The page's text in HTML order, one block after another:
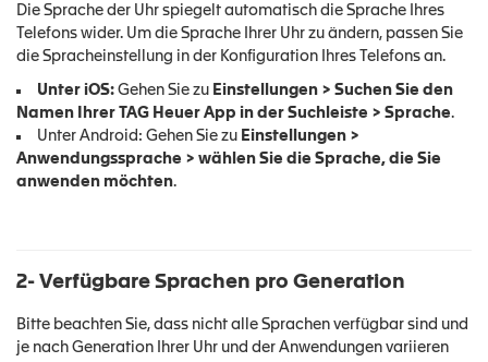
Die Sprache der Uhr spiegelt automatisch die Sprache Ihres
Telefons wider. Um die Sprache Ihrer Uhr zu ändern, passen Sie
die Spracheinstellung in der Konfiguration Ihres Telefons an.
Unter iOS: Gehen Sie zu Einstellungen > Suchen Sie den
Namen Ihrer TAG Heuer App in der Suchleiste > Sprache.
Unter Android: Gehen Sie zu Einstellungen >
Anwendungssprache > wählen Sie die Sprache, die Sie
anwenden möchten.
2- Verfügbare Sprachen pro Generation
Bitte beachten Sie, dass nicht alle Sprachen verfügbar sind und
je nach Generation Ihrer Uhr und der Anwendungen variieren